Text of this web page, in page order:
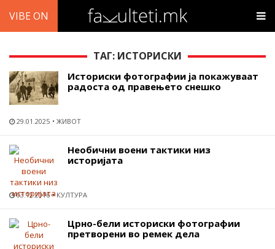
VIBE ON
ТАГ: ИСТОРИСКИ
Историски фотографии ја покажуваат
радоста од правењето снешко
29.01.2025 ЖИВОТ
Необични воени тактики низ
историјата
03.12.2016 КУЛТУРА
Црно-бели историски фотографии
претворени во ремек дела